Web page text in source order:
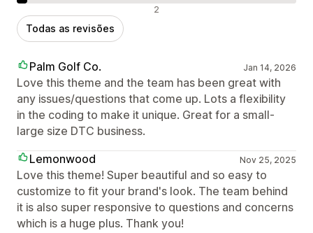
Avaliações negativas 2
Todas as revisões
Palm Golf Co. Jan 14, 2026
Love this theme and the team has been great with
any issues/questions that come up. Lots a flexibility
in the coding to make it unique. Great for a small-
large size DTC business.
Lemonwood
Nov 25, 2025
Love this theme! Super beautiful and so easy to
customize to fit your brand's look. The team behind
it is also super responsive to questions and concerns
which is a huge plus. Thank you!